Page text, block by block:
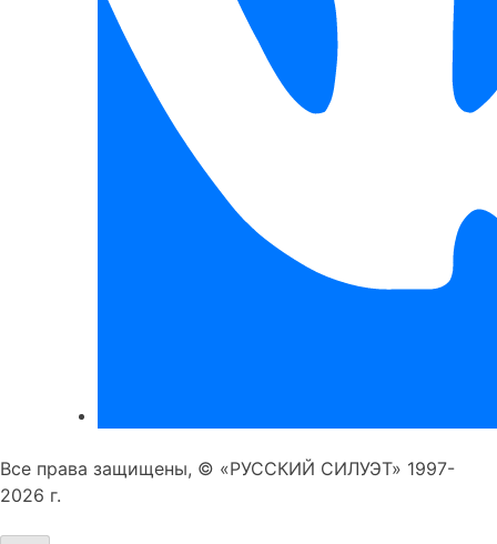
Все права защищены, © «РУССКИЙ СИЛУЭТ» 1997-
2026 г.